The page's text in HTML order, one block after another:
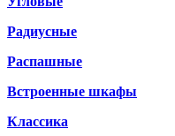
Радиусные
Распашные
Встроенные шкафы
Классика